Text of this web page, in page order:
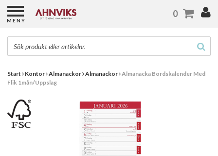
Start Kontor Almanackor Almanackor Almanacka Bordskalender Med
Flik 1mån/Uppslag
MENY
0